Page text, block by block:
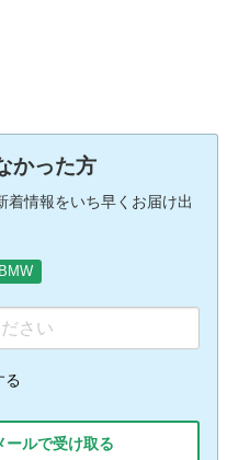
かった方
着情報をいち早くお届け出
BMW
る
ルで受け取る